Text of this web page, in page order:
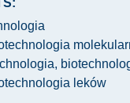
leków